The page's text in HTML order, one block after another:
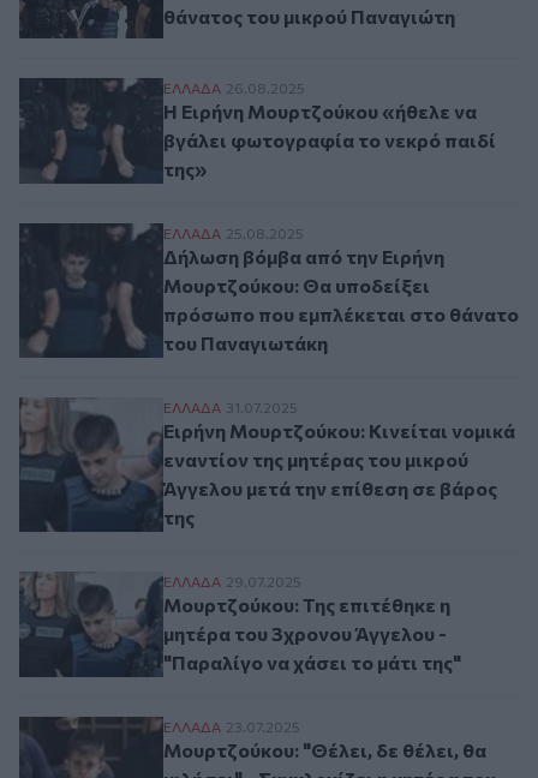
θάνατος του μικρού Παναγιώτη
Η Ειρήνη Μουρτζούκου «ήθελε να
ΕΛΛAΔΑ 26.08.2025
Η Ειρήνη Μουρτζούκου «ήθελε να
βγάλει φωτογραφία το νεκρό παιδί
της»
Δήλωση βόμβα από την Ειρήνη
ΕΛΛAΔΑ 25.08.2025
Δήλωση βόμβα από την Ειρήνη
Μουρτζούκου: Θα υποδείξει
πρόσωπο που εμπλέκεται στο θάνατο
του Παναγιωτάκη
Ειρήνη Μουρτζούκου: Κινείται νομικά
ΕΛΛAΔΑ 31.07.2025
Ειρήνη Μουρτζούκου: Κινείται νομικά
εναντίον της μητέρας του μικρού
Άγγελου μετά την επίθεση σε βάρος
της
Μουρτζούκου: Της επιτέθηκε η μητέρα
ΕΛΛAΔΑ 29.07.2025
Μουρτζούκου: Της επιτέθηκε η
μητέρα του 3χρονου Άγγελου -
"Παραλίγο να χάσει το μάτι της"
Μουρτζούκου: "Θέλει, δε θέλει, θα
ΕΛΛAΔΑ 23.07.2025
Μουρτζούκου: "Θέλει, δε θέλει, θα